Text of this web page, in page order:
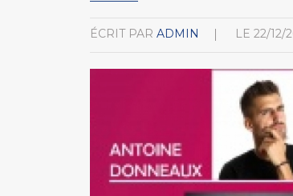
ÉCRIT PAR ADMIN LE 22/12/